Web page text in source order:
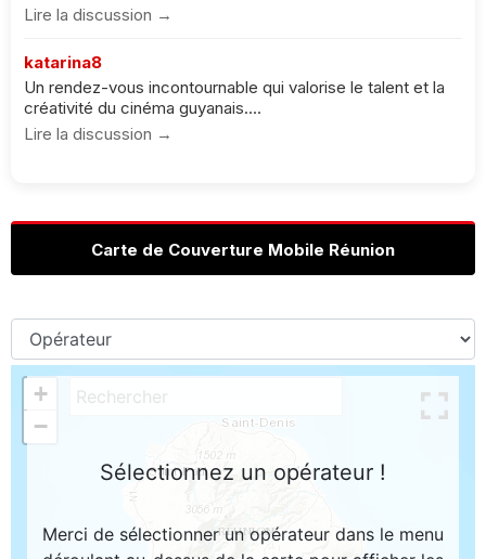
Lire la discussion →
katarina8
Un rendez-vous incontournable qui valorise le talent et la
créativité du cinéma guyanais....
Lire la discussion →
Carte de Couverture Mobile Réunion